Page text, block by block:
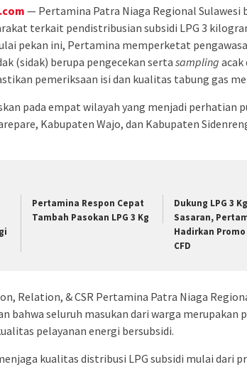
— Pertamina Patra Niaga Regional Sulawesi
terkait pendistribusian subsidi LPG 3
pekan ini, Pertamina memperketat
(sidak) berupa pengecekan serta sampling acak
pemeriksaan isi dan kualitas tabung gas
pada empat wilayah yang menjadi perhatian
Kabupaten Wajo, dan Kabupaten
Pertamina Respon Cepat
Tambah Pasokan LPG 3 Kg
Dukung LPG 3
Sasaran,
Hadirkan
CFD
Relation, & CSR Pertamina Patra Niaga
bahwa seluruh masukan dari warga merupakan
pelayanan energi bersubsidi.
kualitas distribusi LPG subsidi mulai dari